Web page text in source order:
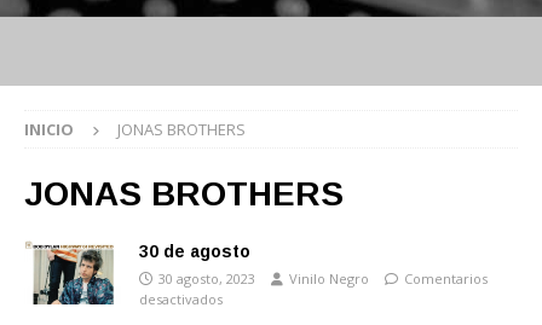
INICIO JONAS BROTHERS
JONAS BROTHERS
30 de agosto
30 agosto, 2023 Vinilo Negro
Comentarios
desactivados